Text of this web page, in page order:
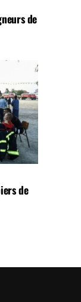
de
de